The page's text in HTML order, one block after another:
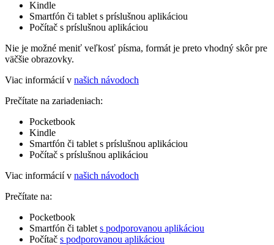
Kindle
Smartfón či tablet s príslušnou aplikáciou
Počítač s príslušnou aplikáciou
Nie je možné meniť veľkosť písma, formát je preto vhodný skôr pre
väčšie obrazovky.
Viac informácií v našich návodoch
Prečítate na zariadeniach:
Pocketbook
Kindle
Smartfón či tablet s príslušnou aplikáciou
Počítač s príslušnou aplikáciou
Viac informácií v našich návodoch
Prečítate na:
Pocketbook
Smartfón či tablet s podporovanou aplikáciou
Počítač s podporovanou aplikáciou